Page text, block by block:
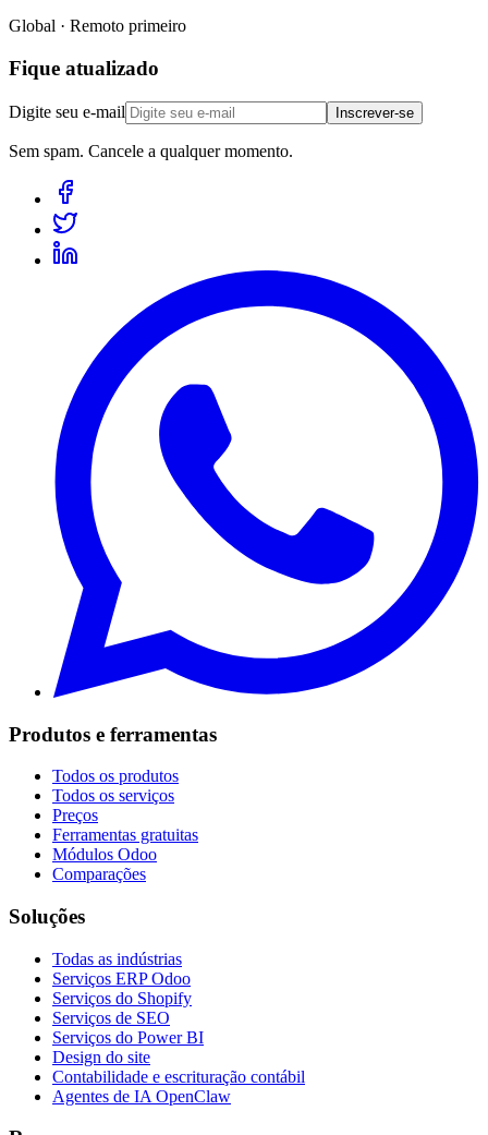
Global · Remoto primeiro
Fique atualizado
Digite seu e-mail Inscrever-se
Sem spam. Cancele a qualquer momento.
Produtos e ferramentas
Todos os produtos
Todos os serviços
Preços
Ferramentas gratuitas
Módulos Odoo
Comparações
Soluções
Todas as indústrias
Serviços ERP Odoo
Serviços do Shopify
Serviços de SEO
Serviços do Power BI
Design do site
Contabilidade e escrituração contábil
Agentes de IA OpenClaw